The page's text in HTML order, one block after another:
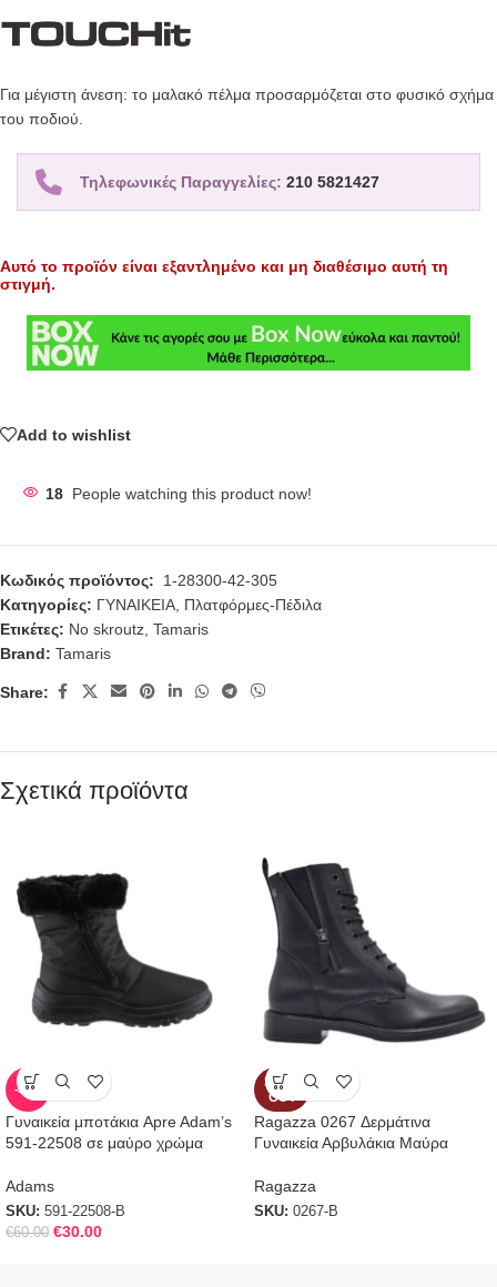
Για μέγιστη άνεση: το μαλακό πέλμα προσαρμόζεται στο φυσικό σχήμα
του ποδιού.
Τηλεφωνικές Παραγγελίες: 210 5821427
Αυτό το προϊόν είναι εξαντλημένο και μη διαθέσιμο αυτή τη
στιγμή.
Add to wishlist
18 People watching this product now!
Κωδικός προϊόντος:
1-28300-42-305
Κατηγορίες: ΓΥΝΑΙΚΕΙΑ Πλατφόρμες-Πέδιλα
Ετικέτες: No skroutz Tamaris
Brand: Tamaris
Share:
Σχετικά προϊόντα
-50%
Γυναικεία μποτάκια Apre Adam’s
591-22508 σε μαύρο χρώμα
Adams
SKU: 591-22508-B
€60.00 €30.00
SOLD
OUT
Ragazza 0267 Δερμάτινα
Γυναικεία Αρβυλάκια Μαύρα
Ragazza
SKU: 0267-B